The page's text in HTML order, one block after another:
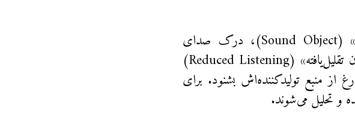
تمرکز ویژه‌ای بر مفاهیم پایه‌ای همچون «شیء صوتی» (Sound Object)، درک صدای
اکوسماتیک (Acousmatic)، و مهارت «گوش‌ دادن تقلیل‌یافته» (Reduced Listening)
از منبع تولیدکننده‌اش بشنود. برای
تحلیل می‌شوند.